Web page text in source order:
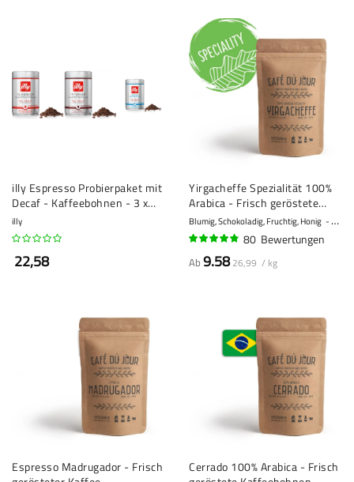
illy Espresso Probierpaket mit
Decaf - Kaffeebohnen - 3 x
250 Gramm
illy
22,58
Yirgacheffe Spezialität 100%
Arabica - Frisch geröstete
Kaffeebohnen
Blumig, Schokoladig, Fruchtig, Honig 10 -
80 Bewertungen
Ab9.58 26,99 / kg
Espresso Madrugador - Frisch
Cerrado 100% Arabica - Frisch